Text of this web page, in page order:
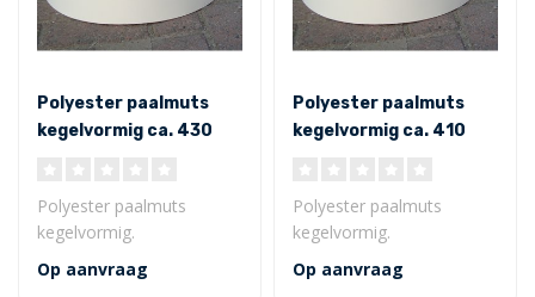
Polyester paalmuts
kegelvormig ca. 430
Polyester paalmuts
kegelvormig.
Afmeting van ø 430 x 270
x 75 mm (inwendig)
Op aanvraag
Polyester paalmuts
kegelvormig ca. 410
Polyester paalmuts
kegelvormig.
Afmeting van ø 410 x 265
x 75 mm (inwendig)
Op aanvraag